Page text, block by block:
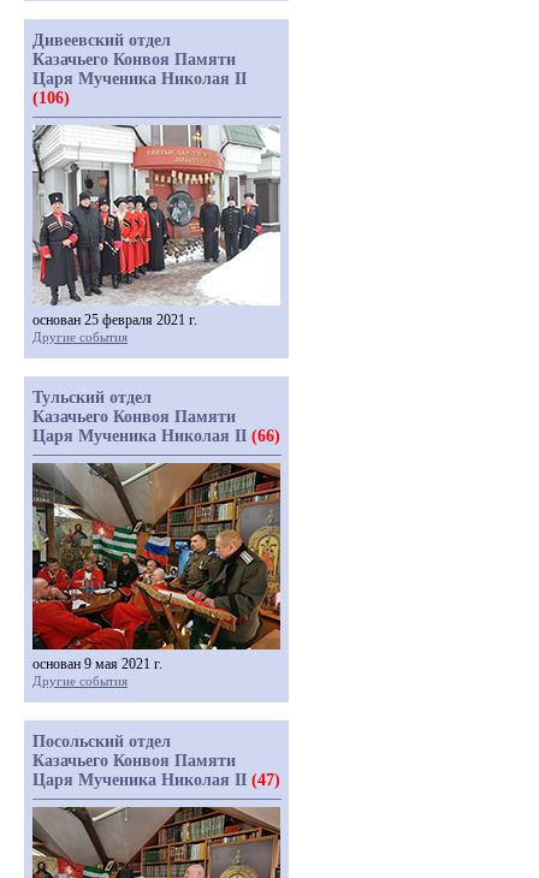
Дивеевский отдел
Казачьего Конвоя Памяти
Царя Мученика Николая II
(106)
основан 25 февраля 2021 г.
Другие события
Тульский отдел
Казачьего Конвоя Памяти
Царя Мученика Николая II (66)
основан 9 мая 2021 г.
Другие события
Посольский отдел
Казачьего Конвоя Памяти
Царя Мученика Николая II (47)